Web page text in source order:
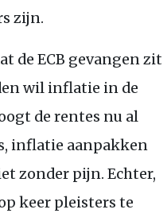
zijn.
de ECB gevangen zit
wil inflatie in de
de rentes nu al
inflatie aanpakken
zonder pijn. Echter,
keer pleisters te